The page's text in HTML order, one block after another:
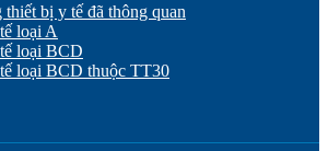
thiết bị y tế đã thông quan
loại A
loại BCD
loại BCD thuộc TT30